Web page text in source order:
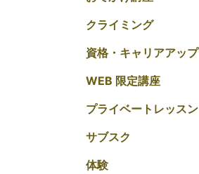
クライミング
資格・キャリアアップ
WEB 限定講座
プライベートレッスン
サブスク
体験